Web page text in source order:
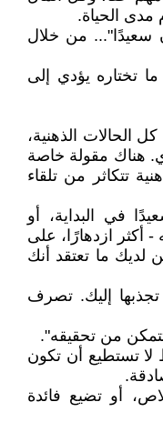
الحياة.
سعيدًا"... من خلال
تختاره يؤدي إلى
الحالات الذهنية،
هناك مقولة خاصة
تتكاثر من تلقاء
في البداية، أو
ازدهارًا، على
لديك ما تعتقد أنك
إليك. تصرف
من تحقيقه".
تستطيع أن تكون
أو تضيع فائدة